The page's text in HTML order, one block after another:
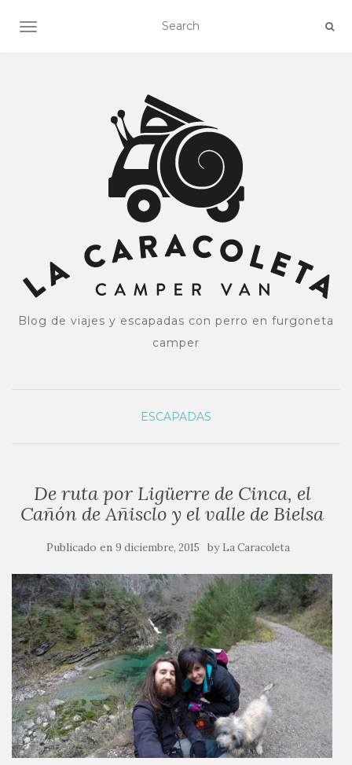
ALTERNAR NAVEGACIÓN
Blog de viajes y escapadas con perro en furgoneta
camper
ESCAPADAS
De ruta por Ligüerre de Cinca, el
Cañón de Añisclo y el valle de Bielsa
Publicado en 9 diciembre, 2015 by La Caracoleta